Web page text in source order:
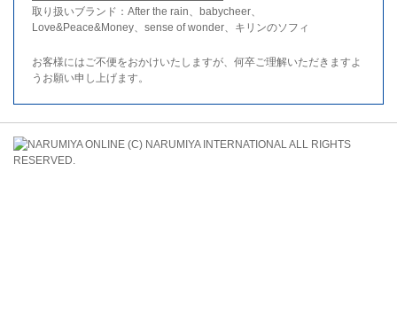
取り扱いブランド：After the rain、babycheer、
Love&Peace&Money、sense of wonder、キリンのソフィ
お客様にはご不便をおかけいたしますが、何卒ご理解いただきますよ
うお願い申し上げます。